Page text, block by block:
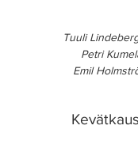
Tuuli
Petri
Emil